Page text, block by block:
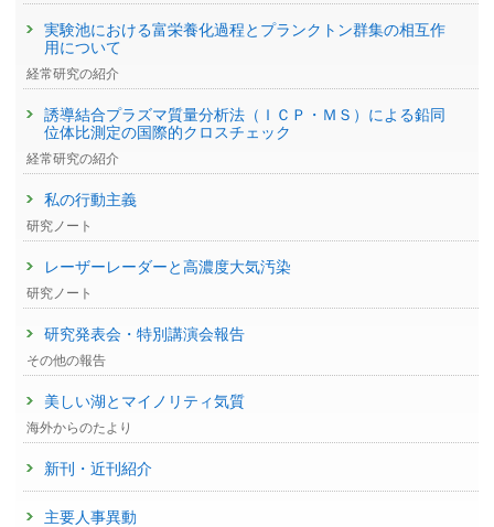
実験池における富栄養化過程とプランクトン群集の相互作
用について
経常研究の紹介
誘導結合プラズマ質量分析法（ＩＣＰ・ＭＳ）による鉛同
位体比測定の国際的クロスチェック
経常研究の紹介
私の行動主義
研究ノート
レーザーレーダーと高濃度大気汚染
研究ノート
研究発表会・特別講演会報告
その他の報告
美しい湖とマイノリティ気質
海外からのたより
新刊・近刊紹介
主要人事異動